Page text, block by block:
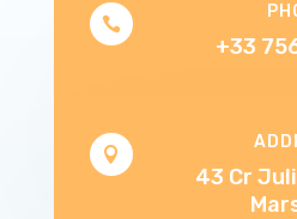

+33

43 Cr